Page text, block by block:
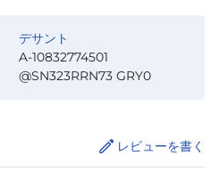
デサント
A-10832774501
@SN323RRN73 GRY0
レビューを書く